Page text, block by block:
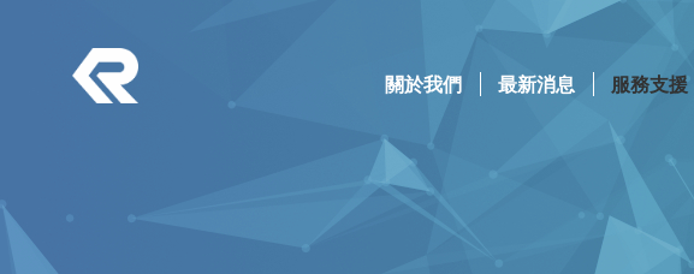
Navigation
關於我們(current)最新消息 服務支援